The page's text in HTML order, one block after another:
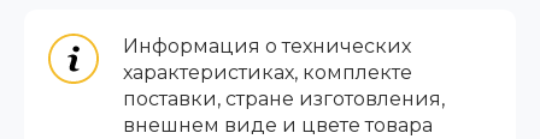
Информация о технических
характеристиках, комплекте
поставки, стране изготовления,
внешнем виде и цвете товара